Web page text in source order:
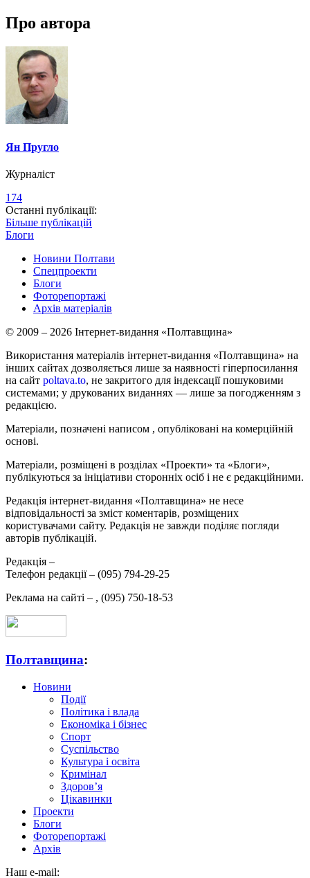
Про автора
Ян Пругло
Журналіст
174
Останні публікації:
Більше публікацій
Блоги
Новини Полтави
Спецпроекти
Блоги
Фоторепортажі
Архів матеріалів
© 2009 – 2026 Інтернет-видання «Полтавщина»
Використання матеріалів інтернет-видання «Полтавщина» на
інших сайтах дозволяється лише за наявності гіперпосилання
на сайт poltava.to, не закритого для індексації пошуковими
системами; у друкованих виданнях — лише за погодженням з
редакцією.
Матеріали, позначені написом , опубліковані на комерційній
основі.
Матеріали, розміщені в розділах «Проекти» та «Блоги»,
публікуються за ініціативи сторонніх осіб і не є редакційними.
Редакція інтернет-видання «Полтавщина» не несе
відповідальності за зміст коментарів, розміщених
користувачами сайту. Редакція не завжди поділяє погляди
авторів публікацій.
Редакція –
Телефон редакції – (095) 794-29-25
Реклама на сайті – , (095) 750-18-53
Полтавщина:
Новини
Події
Політика і влада
Економіка і бізнес
Спорт
Суспільство
Культура і освіта
Кримінал
Здоров’я
Цікавинки
Проекти
Блоги
Фоторепортажі
Архів
Наш e-mail: